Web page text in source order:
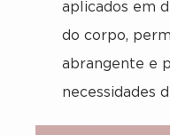
aplicados em
do corpo,
abrangente e
necessidades